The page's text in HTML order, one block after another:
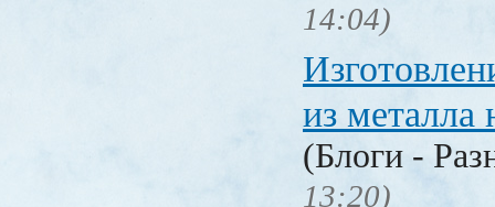
14:04)
из
(Блоги -
13:20)